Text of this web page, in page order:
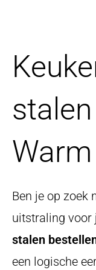
Ben je op zoek
uitstraling voor
stalen
een logische